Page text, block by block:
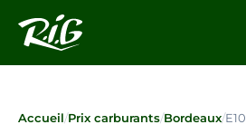
Accueil/Prix carburants/Bordeaux/E10